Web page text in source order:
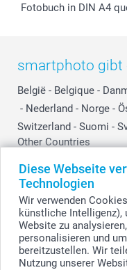
Diese Webseite
Technologien
Wir verwenden
künstliche Intelligenz),
Website zu
personalisieren und
bereitzustellen. Wir
Nutzung unserer
Fotobuch in DIN A4
smartphoto gibt
België - Belgique -
- Nederland - Norge -
Switzerland - Suomi -
Other Countries
© smartphoto
Alle Preise verstehen sich in